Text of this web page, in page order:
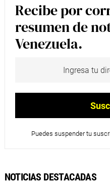
Recibe por
resumen de
Venezuela.
Puedes suspender tu
NOTICIAS DESTACADAS